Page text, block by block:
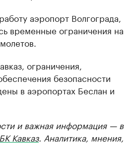
аэропорт Волгограда,
временные ограничения на
ограничения,
безопасности
в аэропортах Беслан и
и важная информация — в
Кавказ. Аналитика, мнения,